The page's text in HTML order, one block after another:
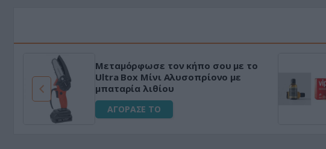
Μεταμόρφωσε τον κήπο σου με το
Ultra Box Μίνι Αλυσοπρίονο με
μπαταρία λιθίου
ΑΓΟΡΑΣΕ ΤΟ